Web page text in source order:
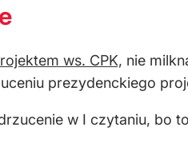
ws. CPK, nie
prezydenckiego
w I czytaniu, bo